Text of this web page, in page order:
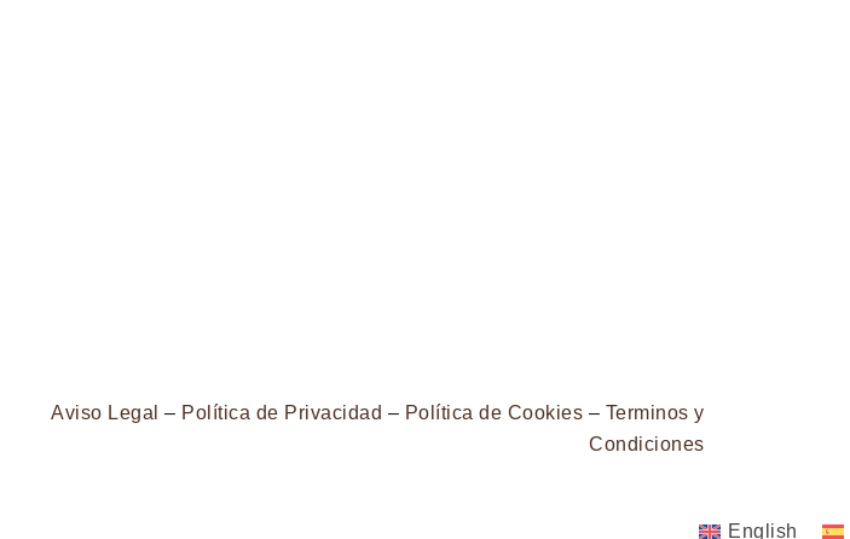
Aviso Legal – Política de Privacidad – Política de Cookies – Terminos y
Condiciones
English